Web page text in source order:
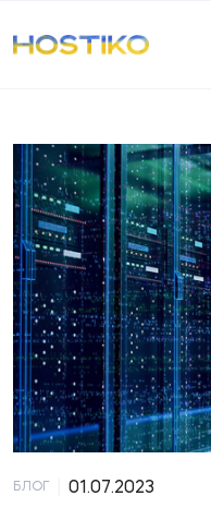
БЛОГ 01.07.2023